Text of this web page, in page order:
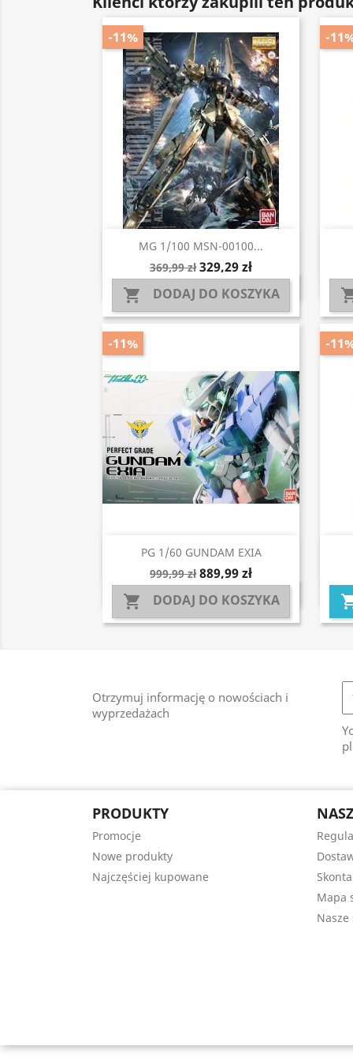
MG 1/100 MSN-00100...
369,99 zł 329,29 zł
 DODAJ DO KOSZYKA
-11%
Szybki podgląd
-
PG 1/60 GUNDAM EXIA
999,99 zł 889,99 zł
 DODAJ DO KOSZYKA
-11%
Szybki podgląd
-
Otrzymuj informację o nowościach i
wyprzedażach
PRODUKTY
Promocje
Nowe produkty
Najczęściej kupowane
Mapa
Nasze